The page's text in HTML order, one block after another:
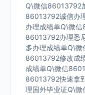
Q\微信86013792
86013792诚信办
办理成绩单Q\微
86013792办理悉
多办理成绩单Q\
86013792修改成
成绩单Q\微信
86013792快速拿
理国外毕业证Q\